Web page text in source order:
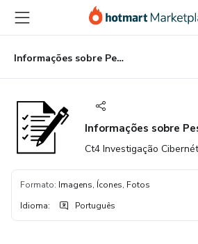
para
conteúdo
principal
para
pagamento
para
rodapé
Informações sobre Pessoas e Empresas
Informações sobre
Ct4 Investigação
Formato: Imagens, Ícones, Fotos
Idioma: Português